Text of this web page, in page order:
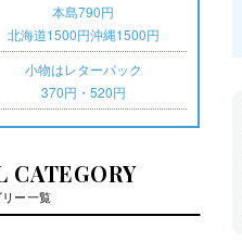
本島790円
北海道1500円沖縄1500円
小物はレターパック
370円・520円
CATEGORY
リー一覧